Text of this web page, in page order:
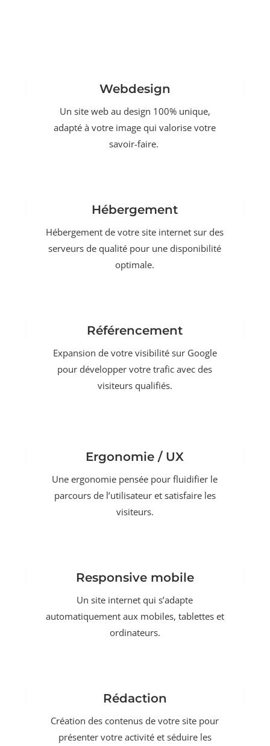
Webdesign
Un site web au design 100% unique,
adapté à votre image qui valorise votre
savoir-faire.
Hébergement
Hébergement de votre site internet sur des
serveurs de qualité pour une disponibilité
optimale.
Référencement
Expansion de votre visibilité sur Google
pour développer votre trafic avec des
visiteurs qualifiés.
Ergonomie / UX
Une ergonomie pensée pour fluidifier le
parcours de l’utilisateur et satisfaire les
visiteurs.
Responsive mobile
Un site internet qui s’adapte
automatiquement aux mobiles, tablettes et
ordinateurs.
Rédaction
Création des contenus de votre site pour
présenter votre activité et séduire les